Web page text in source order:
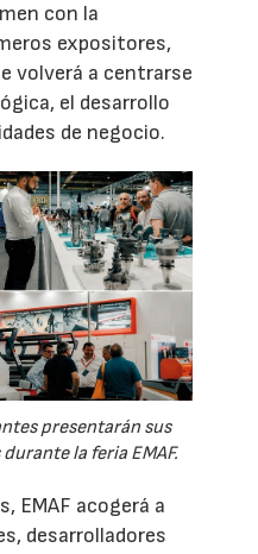
con la
expositores,
volverá a centrarse
el desarrollo
de negocio.
presentarán sus
la feria EMAF.
EMAF acogerá a
desarrolladores